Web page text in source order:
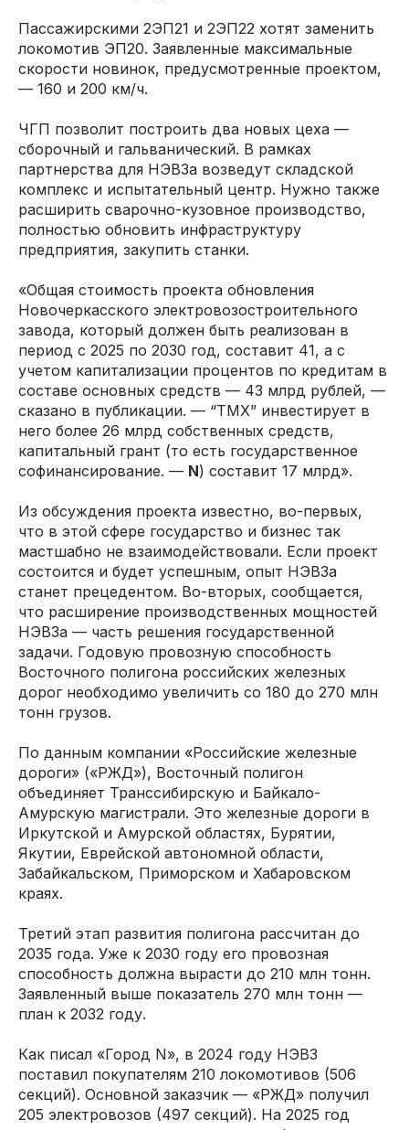
Пассажирскими 2ЭП21 и 2ЭП22 хотят заменить
локомотив ЭП20. Заявленные максимальные
скорости новинок, предусмотренные проектом,
— 160 и 200 км/ч.
ЧГП позволит построить два новых цеха —
сборочный и гальванический. В рамках
партнерства для НЭВЗа возведут складской
комплекс и испытательный центр. Нужно также
расширить сварочно-кузовное производство,
полностью обновить инфраструктуру
предприятия, закупить станки.
«Общая стоимость проекта обновления
Новочеркасского электровозостроительного
завода, который должен быть реализован в
период с 2025 по 2030 год, составит 41, а с
учетом капитализации процентов по кредитам в
составе основных средств — 43 млрд рублей, —
сказано в публикации. — “ТМХ” инвестирует в
него более 26 млрд собственных средств,
капитальный грант (то есть государственное
софинансирование. — N) составит 17 млрд».
Из обсуждения проекта известно, во-первых,
что в этой сфере государство и бизнес так
мастшабно не взаимодействовали. Если проект
состоится и будет успешным, опыт НЭВЗа
станет прецедентом. Во-вторых, сообщается,
что расширение производственных мощностей
НЭВЗа — часть решения государственной
задачи. Годовую провозную способность
Восточного полигона российских железных
дорог необходимо увеличить со 180 до 270 млн
тонн грузов.
По данным компании «Российские железные
дороги» («РЖД»), Восточный полигон
объединяет Транссибирскую и Байкало-
Амурскую магистрали. Это железные дороги в
Иркутской и Амурской областях, Бурятии,
Якутии, Еврейской автономной области,
Забайкальском, Приморском и Хабаровском
краях.
Третий этап развития полигона рассчитан до
2035 года. Уже к 2030 году его провозная
способность должна вырасти до 210 млн тонн.
Заявленный выше показатель 270 млн тонн —
план к 2032 году.
Как писал «Город N», в 2024 году НЭВЗ
поставил покупателям 210 локомотивов (506
секций). Основной заказчик — «РЖД» получил
205 электровозов (497 секций). На 2025 год